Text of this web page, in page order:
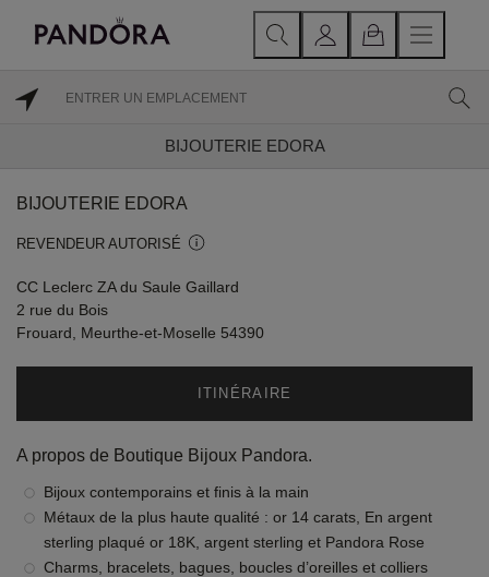
BIJOUTERIE EDORA
BIJOUTERIE EDORA
REVENDEUR AUTORISÉ
CC Leclerc ZA du Saule Gaillard
2 rue du Bois
Frouard, Meurthe-et-Moselle 54390
ITINÉRAIRE
A propos de Boutique Bijoux Pandora.
Bijoux contemporains et finis à la main
Métaux de la plus haute qualité : or 14 carats, En argent
sterling plaqué or 18K, argent sterling et Pandora Rose
Charms, bracelets, bagues, boucles d’oreilles et colliers